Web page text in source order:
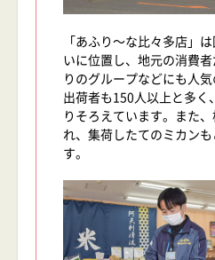
「あふり～な比々多店」
いに位置し、地元の消費
りのグループなどにも人気
出荷者も150人以上と多く
りそろえています。また
れ、集荷したてのミカン
す。